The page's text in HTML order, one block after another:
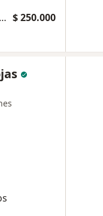
Visita Cirugía Plástica, Estética y Reconstructiva $ 250.000